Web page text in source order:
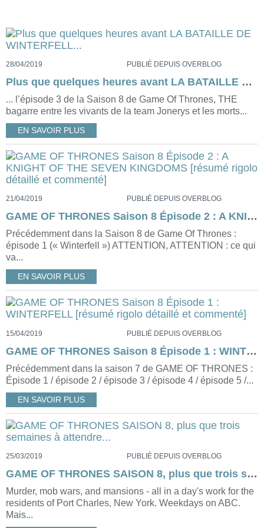
28/04/2019 PUBLIÉ DEPUIS OVERBLOG
Plus que quelques heures avant LA BATAILLE DE WINTERFELL...
... l’épisode 3 de la Saison 8 de Game Of Thrones, THE
bagarre entre les vivants de la team Jonerys et les morts...
EN SAVOIR PLUS
21/04/2019 PUBLIÉ DEPUIS OVERBLOG
GAME OF THRONES Saison 8 Épisode 2 : A KNIGHT OF THE SEVEN KINGDOMS [résumé rigolo détaillé et commenté]
Précédemment dans la Saison 8 de Game Of Thrones :
épisode 1 (« Winterfell ») ATTENTION, ATTENTION : ce qui
va...
EN SAVOIR PLUS
15/04/2019 PUBLIÉ DEPUIS OVERBLOG
GAME OF THRONES Saison 8 Épisode 1 : WINTERFELL [résumé rigolo détaillé et commenté]
Précédemment dans la saison 7 de GAME OF THRONES :
Épisode 1 / épisode 2 / épisode 3 / épisode 4 / épisode 5 /...
EN SAVOIR PLUS
25/03/2019 PUBLIÉ DEPUIS OVERBLOG
GAME OF THRONES SAISON 8, plus que trois semaines à attendre...
Murder, mob wars, and mansions - all in a day's work for the
residents of Port Charles, New York. Weekdays on ABC.
Mais...